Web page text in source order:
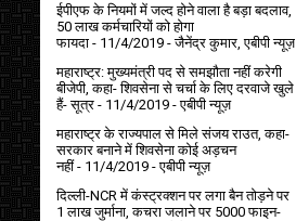
ईपीएफ के नियमों में जल्द होने वाला है बड़ा बदलाव,
50 लाख कर्मचारियों को होगा
फायदा - 11/4/2019 - जैनेंद्र कुमार, एबीपी न्यूज़
महाराष्ट्र: मुख्यमंत्री पद से समझौता नहीं करेगी
बीजेपी, कहा- शिवसेना से चर्चा के लिए दरवाजे खुले
हैं- सूत्र - 11/4/2019 - एबीपी न्यूज़
महाराष्ट्र के राज्यपाल से मिले संजय राउत, कहा-
सरकार बनाने में शिवसेना कोई अड़चन
नहीं- 11/4/2019 - एबीपी न्यूज़
दिल्ली-NCR में कंस्ट्रक्शन पर लगा बैन तोड़ने पर
1 लाख जुर्माना, कचरा जलाने पर ₹5000 फाइन-